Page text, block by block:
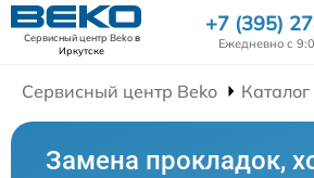
Сервисный центр Bekoв
Иркутске
+7 (395)
Ежедневно с
Сервисный центр Beko Каталог
Замена прокладок,